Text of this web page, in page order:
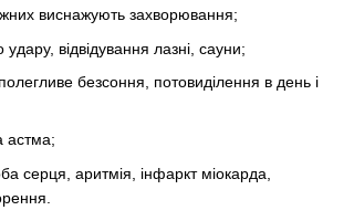
виснажують захворювання;
відвідування лазні, сауни;
безсоння, потовиділення в день і
астма;
серця, аритмія, інфаркт міокарда,